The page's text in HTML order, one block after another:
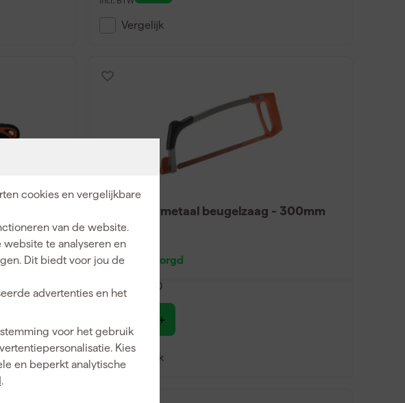
cookies en vergelijkbare
van de website.
te analyseren en
Dit biedt voor jou de
advertenties en het
voor het gebruik
Kies
en beperkt analytische
.
Vergelijk
Bahco 317 metaal beugelzaag - 300mm
Morgen bezorgd
incl. BTW
Vergelijk